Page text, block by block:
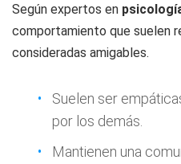
Según expertos en
comportamiento que suelen
consideradas amigables.
Suelen ser
por los demás.
Mantienen una